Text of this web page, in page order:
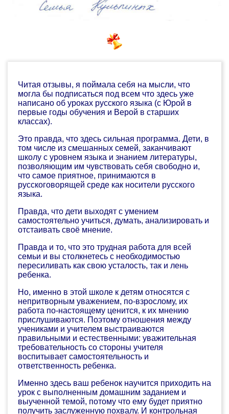
Читая отзывы, я поймала себя на мысли, что
могла бы подписаться под всем что здесь уже
написано об уроках русского языка (с Юрой в
первые годы обучения и Верой в старших
классах).
Это правда, что здесь сильная программа. Дети, в
том числе из смешанных семей, заканчивают
школу с уровнем языка и знанием литературы,
позволяющим им чувствовать себя свободно и,
что самое приятное, принимаются в
русскоговорящей среде как носители русского
языка.
Правда, что дети выходят с умением
самостоятельно учиться, думать, анализировать и
отстаивать своё мнение.
Правда и то, что это трудная работа для всей
семьи и вы столкнетесь с необходимостью
пересиливать как свою усталость, так и лень
ребенка.
Но, именно в этой школе к детям относятся с
непритворным уважением, по-взрослому, их
работа по-настоящему ценится, к их мнению
прислушиваются. Поэтому отношения между
учениками и учителем выстраиваются
правильными и естественными: уважительная
требовательность со стороны учителя
воспитывает самостоятельность и
ответственность ребенка.
Именно здесь ваш ребенок научится приходить на
урок с выполненным домашним заданием и
выученной темой, потому что ему будет приятно
получить заслуженную похвалу. И контрольная